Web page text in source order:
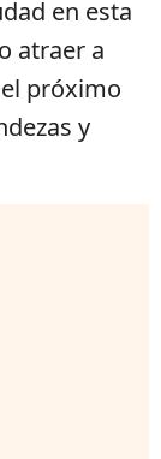
en esta
atraer a
próximo
y